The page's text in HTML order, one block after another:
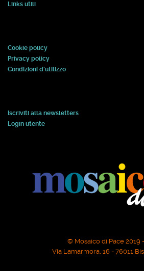
Links utili
Cookie policy
Privacy policy
Condizioni d'utilizzo
Iscriviti alla newsletters
Login utente
© Mosaico di Pace 2019
Via Lamarmora, 16 - 76011